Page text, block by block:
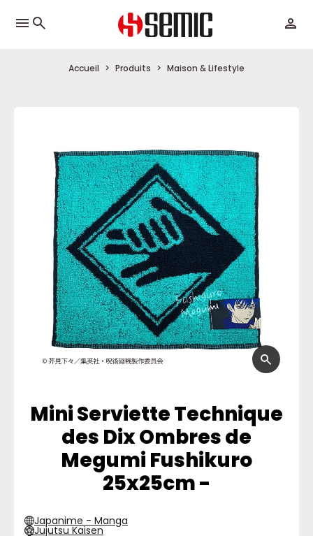
menu
Accueil Produits Maison & Lifestyle
Mini Serviette Technique
des Dix Ombres de
Megumi Fushikuro
25x25cm -
Japanime - Manga
Jujutsu Kaisen